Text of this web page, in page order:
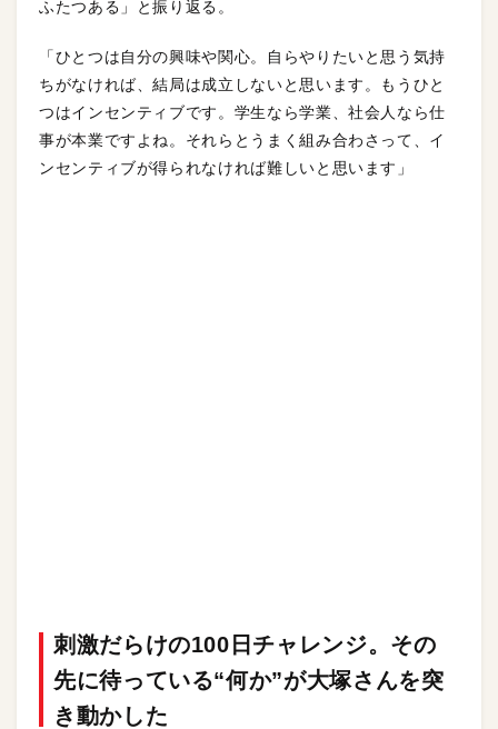
ふたつある」と振り返る。
「ひとつは自分の興味や関心。自らやりたいと思う気持
ちがなければ、結局は成立しないと思います。もうひと
つはインセンティブです。学生なら学業、社会人なら仕
事が本業ですよね。それらとうまく組み合わさって、イ
ンセンティブが得られなければ難しいと思います」
刺激だらけの100日チャレンジ。その
先に待っている“何か”が大塚さんを突
き動かした